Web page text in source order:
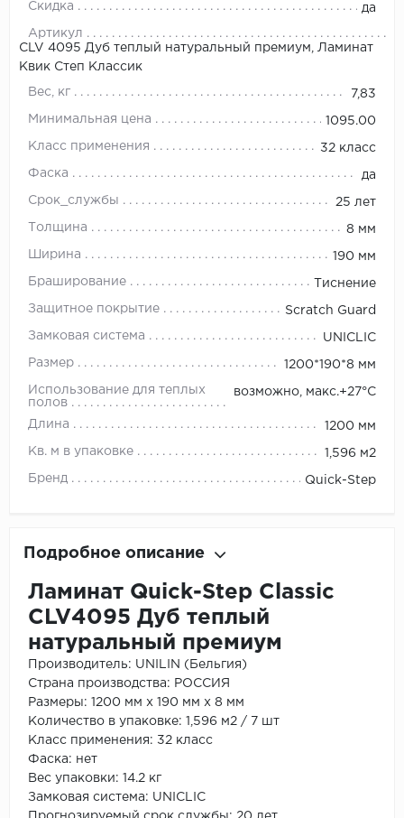
Скидка да
Артикул
CLV 4095 Дуб теплый натуральный премиум, Ламинат
Квик Степ Классик
Вес, кг 7,83
Минимальная цена 1095.00
Класс применения 32 класс
Фаска да
Срок_службы 25 лет
Толщина 8 мм
Ширина 190 мм
Браширование Тиснение
Защитное покрытие Scratch Guard
Замковая система UNICLIC
Размер 1200*190*8 мм
Использование для теплых
полов
возможно, макс.+27°С
Длина 1200 мм
Кв. м в упаковке 1,596 м2
Бренд Quick-Step
Подробное описание
Ламинат Quick-Step Classic
CLV4095 Дуб теплый
натуральный премиум
Производитель: UNILIN (Бельгия)
Страна производства: РОССИЯ
Размеры: 1200 мм х 190 мм х 8 мм
Количество в упаковке: 1,596 м2 / 7 шт
Класс применения: 32 класс
Фаска: нет
Вес упаковки: 14.2 кг
Замковая система: UNICLIC